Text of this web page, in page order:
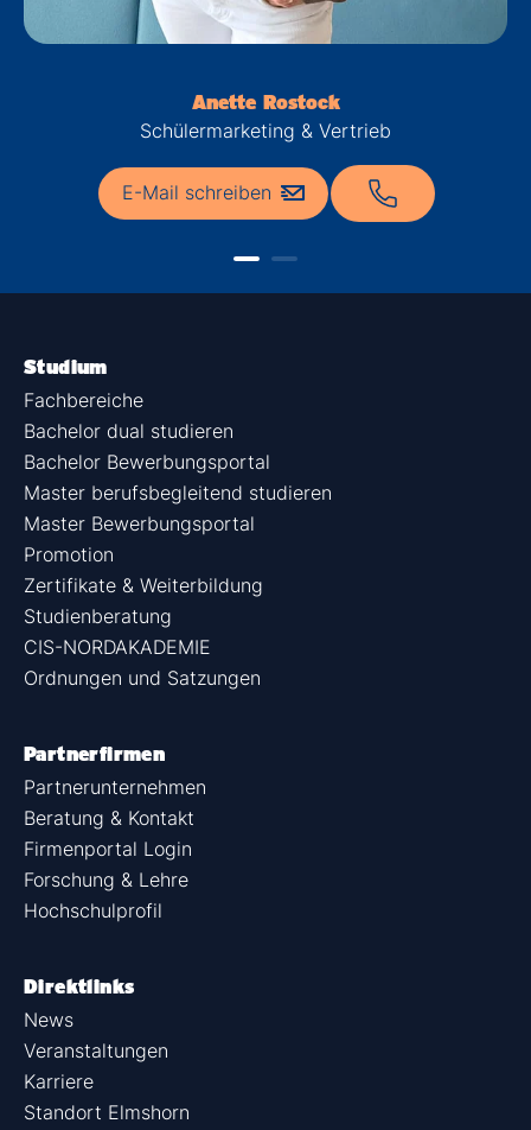
Anette Rostock
Schülermarketing & Vertrieb
E-Mail schreiben
Studium
Fachbereiche
Bachelor dual studieren
Bachelor Bewerbungsportal
Master berufsbegleitend studieren
Master Bewerbungsportal
Promotion
Zertifikate & Weiterbildung
Studienberatung
CIS-NORDAKADEMIE
Ordnungen und Satzungen
Partnerfirmen
Partnerunternehmen
Beratung & Kontakt
Firmenportal Login
Forschung & Lehre
Hochschulprofil
Direktlinks
News
Veranstaltungen
Karriere
Standort Elmshorn